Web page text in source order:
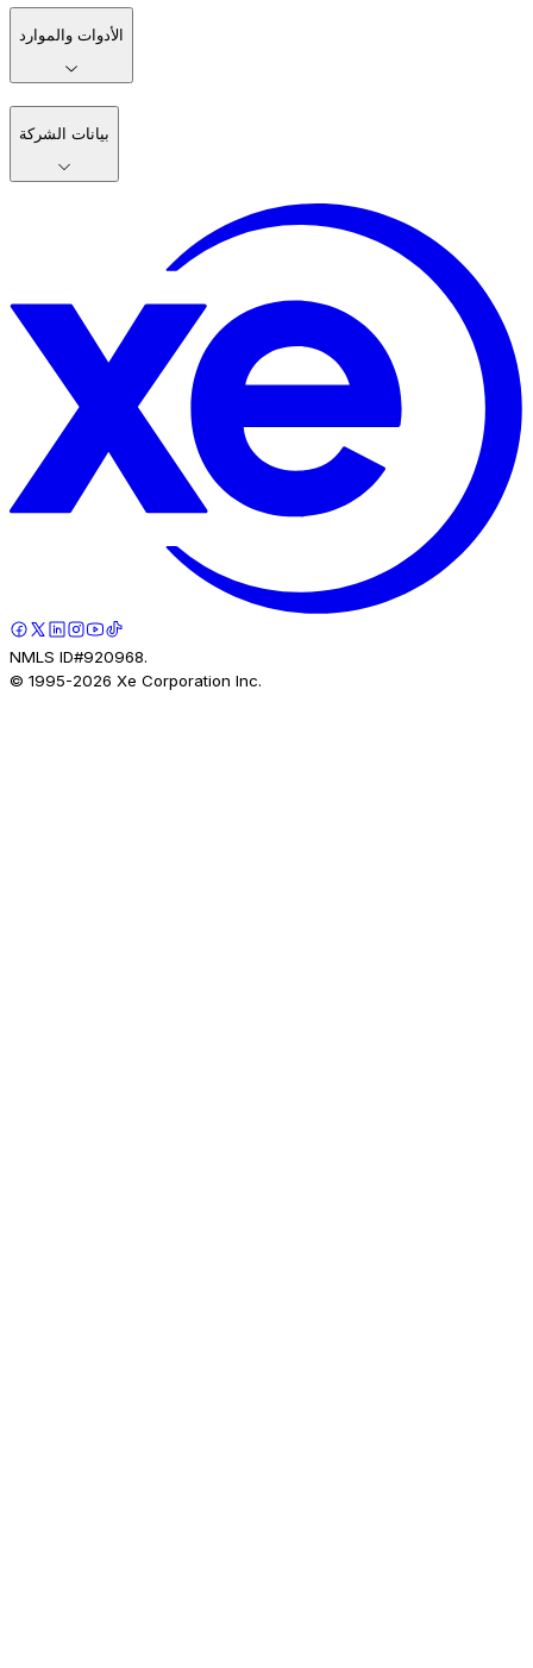
الأدوات والموارد
بيانات الشركة
NMLS ID#920968.
© 1995-2026 Xe Corporation Inc.